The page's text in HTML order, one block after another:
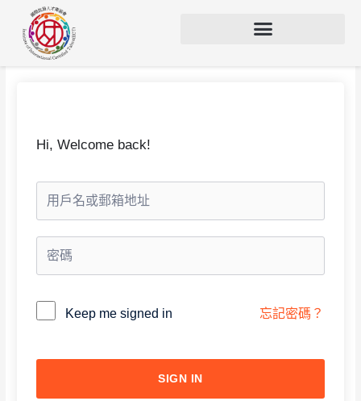
Hi, Welcome back!
Alternative:Keep me signed in 忘記密碼？
SIGN IN